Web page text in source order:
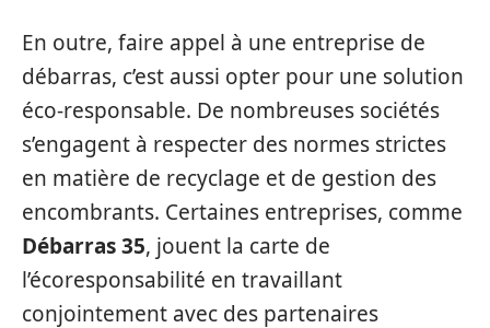
En outre, faire appel à une entreprise de
débarras, c’est aussi opter pour une solution
éco-responsable. De nombreuses sociétés
s’engagent à respecter des normes strictes
en matière de recyclage et de gestion des
encombrants. Certaines entreprises, comme
Débarras 35, jouent la carte de
l’écoresponsabilité en travaillant
conjointement avec des partenaires